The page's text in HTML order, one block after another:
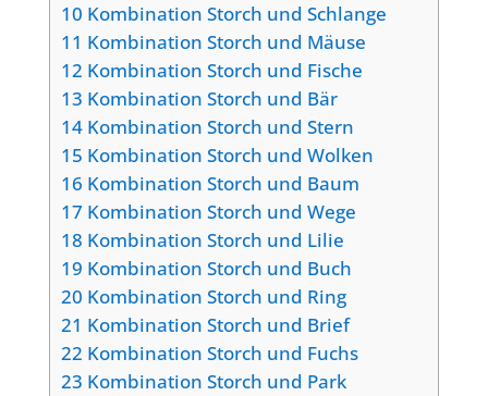
10 Kombination Storch und Schlange
11 Kombination Storch und Mäuse
12 Kombination Storch und Fische
13 Kombination Storch und Bär
14Kombination Storch und Stern
15 Kombination Storch und Wolken
16 Kombination Storch und Baum
17 Kombination Storch und Wege
18 Kombination Storch und Lilie
19 Kombination Storch und Buch
20 Kombination Storch und Ring
21 Kombination Storch und Brief
22 Kombination Storch und Fuchs
23 Kombination Storch und Park